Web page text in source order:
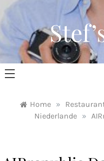
Skip
content
Home »
Niederlande »